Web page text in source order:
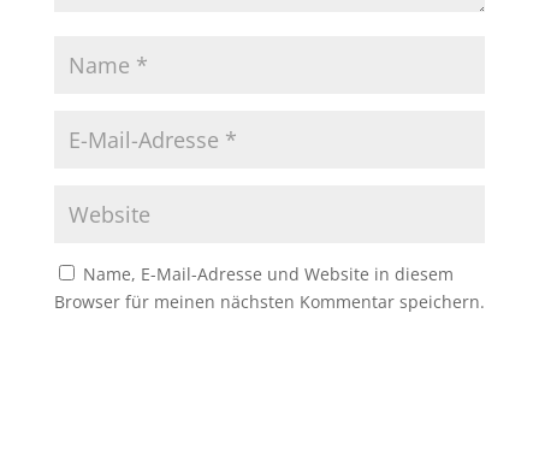
Name, E-Mail-Adresse und Website in diesem
Browser für meinen nächsten Kommentar speichern.